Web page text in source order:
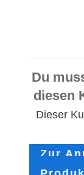
Du
diesen
Dieser
Zur